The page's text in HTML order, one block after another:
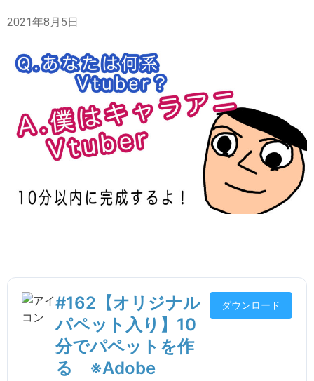
2021年8月5日
#162【オリジナル
パペット入り】10
分でパペットを作
る ※Adobe
ダウンロード